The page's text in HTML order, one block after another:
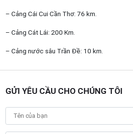
– Cảng Cái Cui Cần Thơ: 76 km.
– Cảng Cát Lái: 200 Km.
– Cảng nước sâu Trần Đề: 10 km.
GỬI YÊU CẦU CHO CHÚNG TÔI